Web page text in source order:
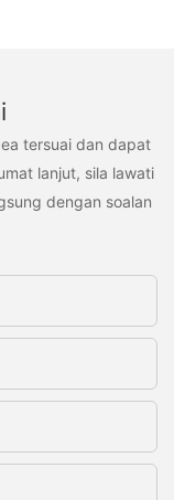
tersuai dan dapat
lanjut, sila lawati
dengan soalan